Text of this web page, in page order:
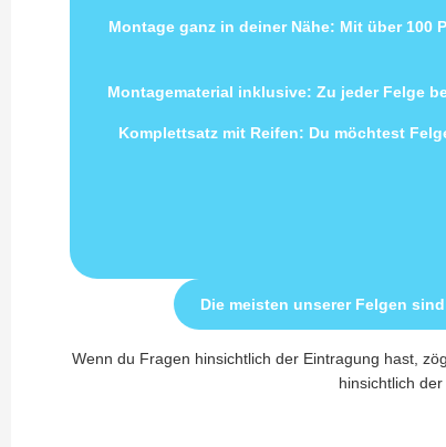
Montage ganz in deiner Nähe: Mit über
Montagematerial inklusive: Zu jeder Felge
Komplettsatz mit Reifen: Du möchtest
Die meisten unserer Felgen
Wenn du Fragen hinsichtlich der Eintragung hast,
hinsichtlich